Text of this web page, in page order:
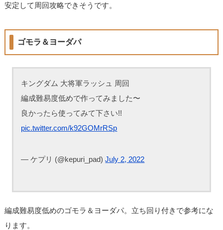
安定して周回攻略できそうです。
ゴモラ＆ヨーダパ
キングダム 大将軍ラッシュ 周回
編成難易度低めで作ってみました〜
良かったら使ってみて下さい!!
pic.twitter.com/k92GOMrRSp
— ケプリ (@kepuri_pad)July 2, 2022
編成難易度低めのゴモラ＆ヨーダパ。立ち回り付きで参考にな
ります。